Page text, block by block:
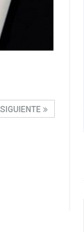
SIGUIENTE